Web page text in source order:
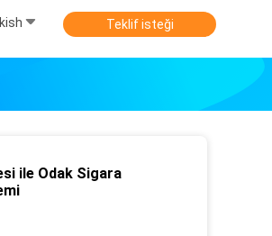
Teklif isteği
ile Odak Sigara